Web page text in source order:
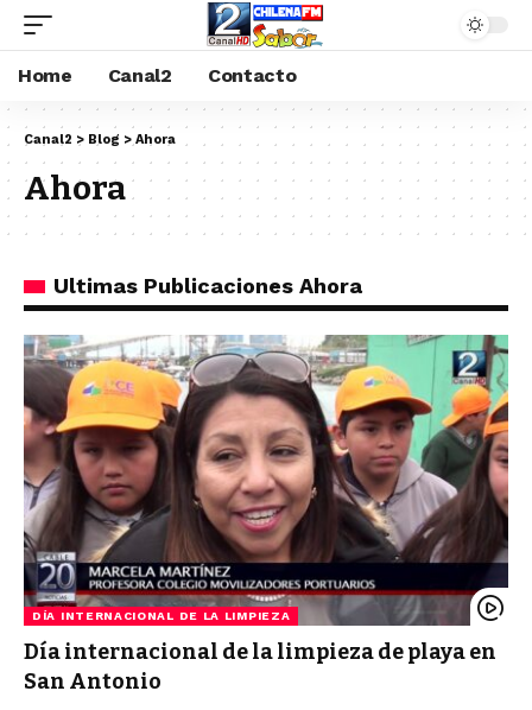
Home Canal2 Contacto
Canal2 > Blog > Ahora
Ahora
Ultimas Publicaciones Ahora
DÍA INTERNACIONAL DE LA LIMPIEZA
Día internacional de la limpieza de playa en
San Antonio